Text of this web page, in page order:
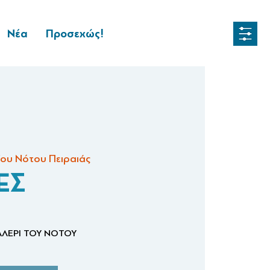
Νέα Προσεχώς!
Νότου Πειραιάς
ΤΟΥ ΝΟΤΟΥ